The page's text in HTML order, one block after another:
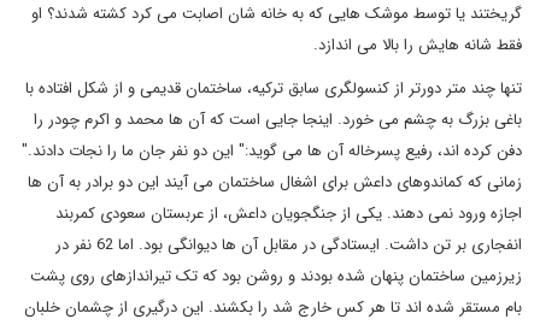
گریختند یا توسط موشک هایی که به خانه شان اصابت می کرد کشته شدند؟ او
فقط شانه هایش را بالا می اندازد.
تنها چند متر دورتر از کنسولگری سابق ترکیه، ساختمان قدیمی و از شکل افتاده با
باغی بزرگ به چشم می خورد. اینجا جایی است که آن ها محمد و اکرم چودر را
دفن کرده اند، رفیع پسرخاله آن ها می گوید:" این دو نفر جان ما را نجات دادند."
زمانی که کماندوهای داعش برای اشغال ساختمان می آیند این دو برادر به آن ها
اجازه ورود نمی دهند. یکی از جنگجویان داعش، از عربستان سعودی کمربند
انفجاری بر تن داشت. ایستادگی در مقابل آن ها دیوانگی بود. اما 62 نفر در
زیرزمین ساختمان پنهان شده بودند و روشن بود که تک تیراندازهای روی پشت
بام مستقر شده اند تا هر کس خارج شد را بکشند. این درگیری از چشمان خلبان